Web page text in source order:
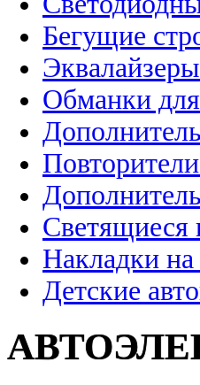
Бегущие
Обманки
Накладки на
Детские